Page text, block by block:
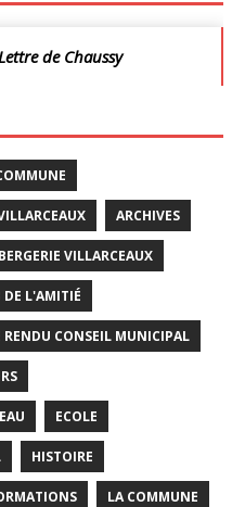
de Chaussy
ARCHIVES
BERGERIE VILLARCEAUX
DE L'AMITIÉ
RENDU CONSEIL MUNICIPAL
EAU ECOLE
HISTOIRE
LA COMMUNE